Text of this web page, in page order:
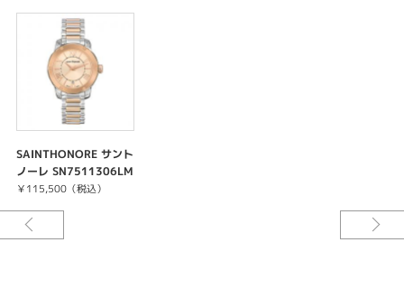
サントノーレは現代求められるものにそったモデルの時計を提供していま
す。2つの製造工場で、サントノーレは 変わらない情熱を込めて、伝統的ノ
ウハウを永続させています。
SAINTHONORE サント
ノーレ SN7511306LM
RR
￥115,500（税込）